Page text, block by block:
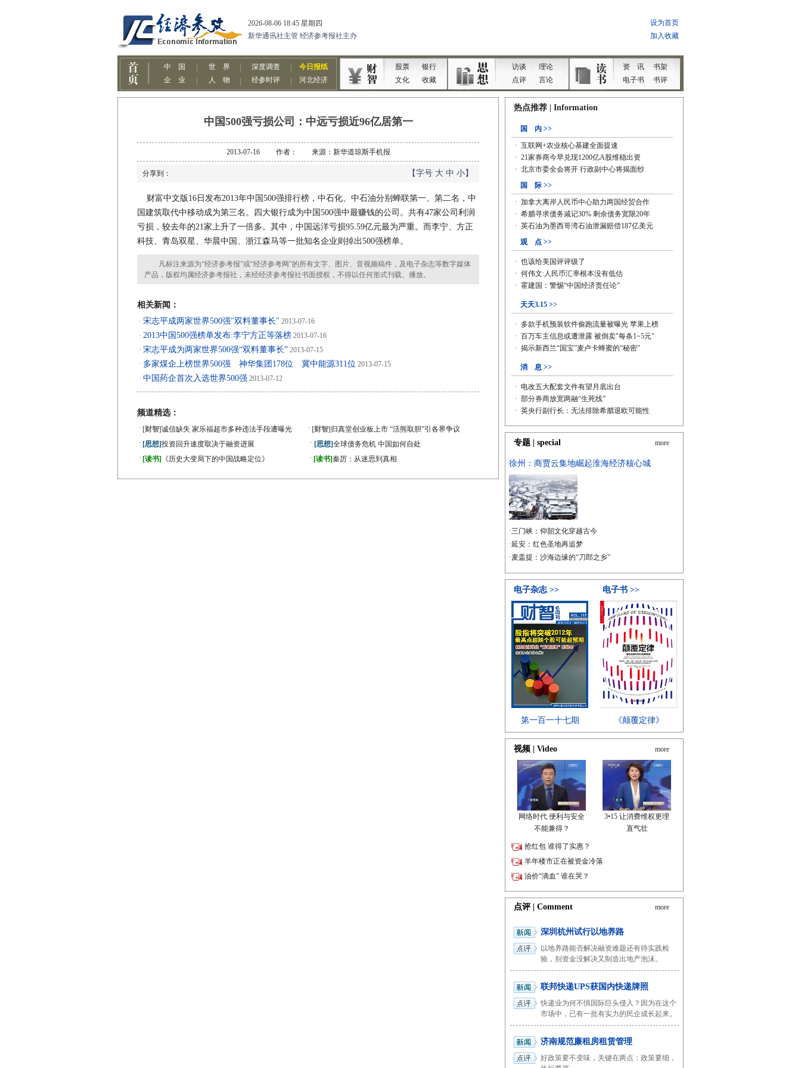
中国500强亏损公司：中远亏损近96亿居第一
2013-07-16 作者： 来源：新华道琼斯手机报
分享到： 【字号 大 中 小】
财富中文版16日发布2013年中国500强排行榜，中石化、中石油分别蝉联第一、第二名，中
国建筑取代中移动成为第三名。四大银行成为中国500强中最赚钱的公司。共有47家公司利润
亏损，较去年的21家上升了一倍多。其中，中国远洋亏损95.59亿元最为严重。而李宁、方正
科技、青岛双星、华晨中国、浙江森马等一批知名企业则掉出500强榜单。
凡标注来源为“经济参考报”或“经济参考网”的所有文字、图片、音视频稿件，及电子杂志等数字媒体
产品，版权均属经济参考报社，未经经济参考报社书面授权，不得以任何形式刊载、播放。
相关新闻：
· 宋志平成两家世界500强"双料董事长" 2013-07-16
· 2013中国500强榜单发布:李宁方正等落榜 2013-07-16
· 宋志平成为两家世界500强“双料董事长” 2013-07-15
· 多家煤企上榜世界500强 神华集团178位 冀中能源311位 2013-07-15
· 中国药企首次入选世界500强 2013-07-12
频道精选：
· [财智]诚信缺失 家乐福超市多种违法手段遭曝光 · [财智] 归真堂创业板上市 “活熊取胆”引各界争议
· [思想]投资回升速度取决于融资进展 · [思想]全球债务危机 中国如何自处
· [读书] 《历史大变局下的中国战略定位》 · [读书]秦厉：从迷思到真相